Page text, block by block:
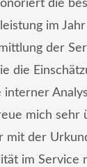
die
im
der
die
interner
mich sehr
mit der
im Service